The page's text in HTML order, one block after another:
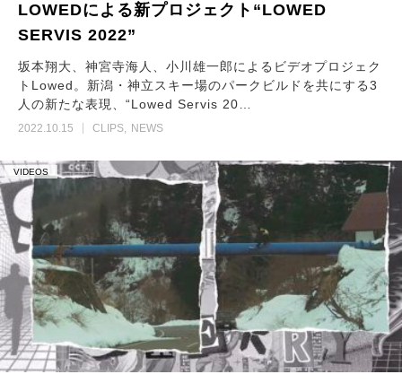
LOWEDによる新プロジェクト“LOWED
SERVIS 2022”
坂本翔大、神宮寺海人、小川雄一郎によるビデオプロジェク
トLowed。新潟・神立スキー場のパークビルドを共にする3
人の新たな表現、“Lowed Servis 20…
2022.10.15 CLIPS NEWS
VIDEOS